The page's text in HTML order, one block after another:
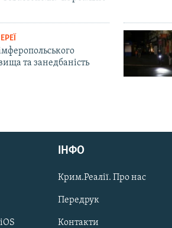
та занедбаність
ІНФО
Крим.Реалії. Про нас
Передрук
Контакти